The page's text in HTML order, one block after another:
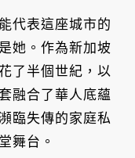
代表這座城市的
她。作為新加坡
了半個世紀，以
融合了華人底蘊
臨失傳的家庭私
舞台。